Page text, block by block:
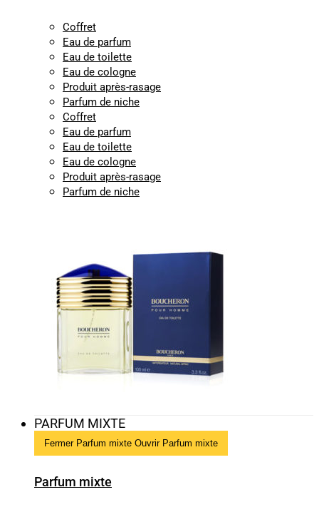
Coffret
Eau de parfum
Eau de toilette
Eau de cologne
Produit après-rasage
Parfum de niche
Coffret
Eau de parfum
Eau de toilette
Eau de cologne
Produit après-rasage
Parfum de niche
PARFUM MIXTE
Fermer Parfum mixte Ouvrir Parfum mixte
Parfum mixte